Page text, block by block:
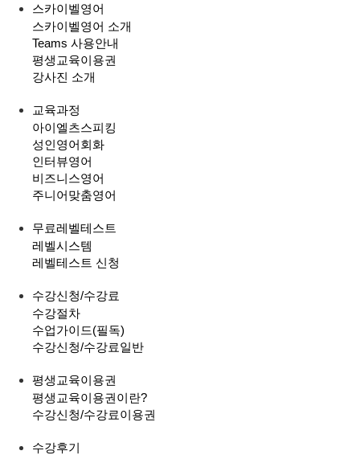
스카이벨영어
스카이벨영어 소개
Teams 사용안내
평생교육이용권
강사진 소개
교육과정
아이엘츠스피킹
성인영어회화
인터뷰영어
비즈니스영어
주니어맞춤영어
무료레벨테스트
레벨시스템
레벨테스트 신청
수강신청/수강료
수강절차
수업가이드(필독)
수강신청/수강료일반
평생교육이용권
평생교육이용권이란?
수강신청/수강료이용권
수강후기